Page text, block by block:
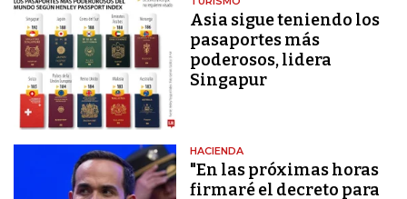
Asia sigue teniendo los
pasaportes más
poderosos, lidera
Singapur
HACIENDA
"En las próximas horas
firmaré el decreto para